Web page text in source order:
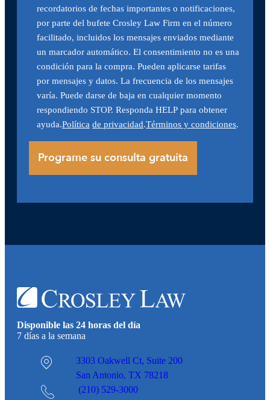
recordatorios de fechas importantes o notificaciones,
por parte del bufete Crosley Law Firm en el número
facilitado, incluidos los mensajes enviados mediante
un marcador automático. El consentimiento no es una
condición para la compra. Pueden aplicarse tarifas
por mensajes y datos. La frecuencia de los mensajes
varía. Puede darse de baja en cualquier momento
respondiendo STOP. Responda HELP para obtener
ayuda.Política de privacidad.Términos y condiciones.
Disponible las 24 horas del día
7 días a la semana
3303 Oakwell Ct, Suite 200
San Antonio, TX 78218
(210) 529-3000